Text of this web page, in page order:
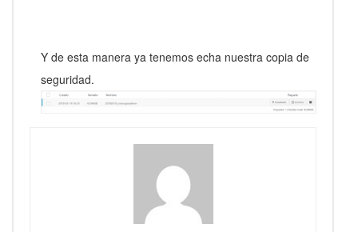
Y de esta manera ya tenemos echa nuestra copia de
seguridad.